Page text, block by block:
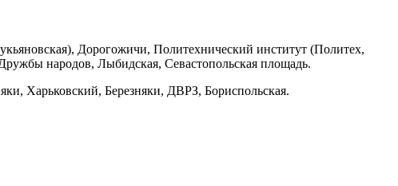
Дорогожичи, Политехнический институт (Политех,
народов, Лыбидская, Севастопольская площадь.
Харьковский, Березняки, ДВРЗ, Бориспольская.